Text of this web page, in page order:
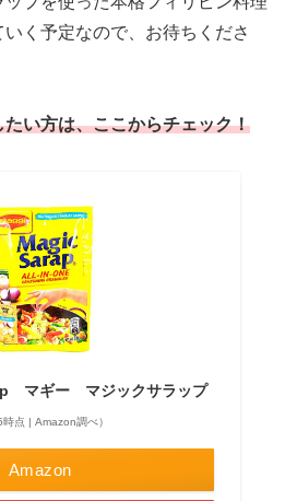
く予定なので、お待ちくださ
い方は、ここからチェック！
マギー マジックサラップ
点 | Amazon調べ）
Amazon